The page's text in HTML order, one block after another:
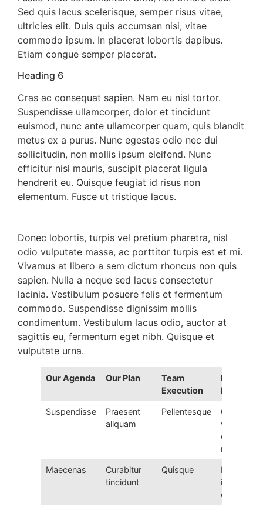
Sed quis lacus scelerisque, semper risus vitae,
ultricies elit. Duis quis accumsan nisi, vitae
commodo ipsum. In placerat lobortis dapibus.
Etiam congue semper placerat.
Heading 6
Cras ac consequat sapien. Nam eu nisl tortor.
Suspendisse ullamcorper, dolor et tincidunt
euismod, nunc ante ullamcorper quam, quis blandit
metus ex a purus. Nunc egestas odio nec dui
sollicitudin, non mollis ipsum eleifend. Nunc
efficitur nisl mauris, suscipit placerat ligula
hendrerit eu. Quisque feugiat id risus non
elementum. Fusce ut tristique lacus.
Donec lobortis, turpis vel pretium pharetra, nisl
odio vulputate massa, ac porttitor turpis est et mi.
Vivamus at libero a sem dictum rhoncus non quis
sapien. Nulla a neque sed lacus consectetur
lacinia. Vestibulum posuere felis et fermentum
commodo. Suspendisse dignissim mollis
condimentum. Vestibulum lacus odio, auctor at
sagittis eu, fermentum eget nibh. Quisque et
vulputate urna.
Our Agenda Our Plan
Team
Execution
Project
Planing
Suspendisse
Praesent
aliquam
Pellentesque
Cras vel
velit ut
diam
mattis
Maecenas
Curabitur
tincidunt
Quisque
Mauris
id metus
quis orci